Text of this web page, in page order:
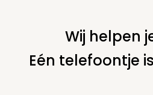
U bent hier: home verzekeringen
oude "het noorden van
Wij helpen
Eén telefoontje